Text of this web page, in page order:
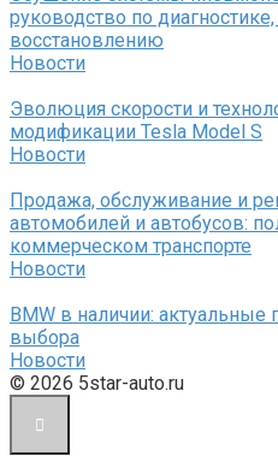
руководство по
восстановлению
Новости
Эволюция скорости и
модификации Tesla Model S
Новости
Продажа, обслуживание и
автомобилей и автобусов:
коммерческом транспорте
Новости
BMW в наличии:
выбора
Новости
© 2026 5star-auto.ru